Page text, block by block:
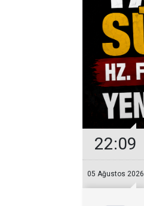
22:09
05 Ağustos 2026